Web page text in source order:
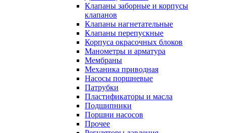
Клапаны заборные и корпусы
клапанов
Клапаны нагнетательные
Клапаны перепускные
Корпуса окрасочных блоков
Манометры и арматура
Мембраны
Механика приводная
Насосы поршневые
Патрубки
Пластификаторы и масла
Подшипники
Поршни насосов
Прочее